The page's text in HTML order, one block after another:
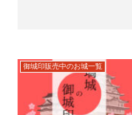
御城印販売中のお城一覧